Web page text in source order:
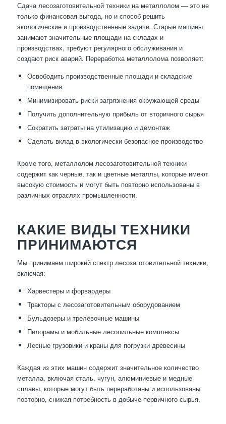
Сдача лесозаготовительной техники на металлолом — это не
только финансовая выгода, но и способ решить
экологические и производственные задачи. Старые машины
занимают значительные площади на складах и
производствах, требуют регулярного обслуживания и
создают риск аварий. Переработка металлолома позволяет:
Освободить производственные площади и складские
помещения
Минимизировать риски загрязнения окружающей среды
Получить дополнительную прибыль от вторичного сырья
Сократить затраты на утилизацию и демонтаж
Сделать вклад в экологически безопасное производство
Кроме того, металлолом лесозаготовительной техники
содержит как черные, так и цветные металлы, которые имеют
высокую стоимость и могут быть повторно использованы в
различных отраслях промышленности.
КАКИЕ ВИДЫ ТЕХНИКИ
ПРИНИМАЮТСЯ
Мы принимаем широкий спектр лесозаготовительной техники,
включая:
Харвестеры и форвардеры
Тракторы с лесозаготовительным оборудованием
Бульдозеры и трелевочные машины
Пилорамы и мобильные лесопильные комплексы
Лесные грузовики и краны для погрузки древесины
Каждая из этих машин содержит значительное количество
металла, включая сталь, чугун, алюминиевые и медные
сплавы, которые могут быть переработаны и использованы
повторно, снижая потребность в добыче первичного сырья.